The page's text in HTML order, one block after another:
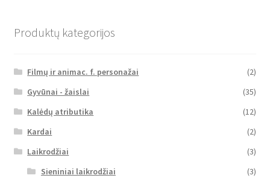
Produktų kategorijos
Filmų ir animac. f. personažai
(2)
Gyvūnai - žaislai
(35)
Kalėdų atributika
(12)
Kardai
(2)
Laikrodžiai
(3)
Sieniniai laikrodžiai
(3)